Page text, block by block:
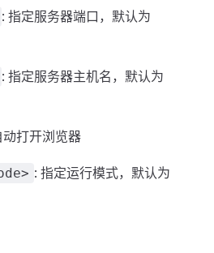
: 指定服务器端口，默认为
: 指定服务器主机名，默认为
动打开浏览器
: 指定运行模式，默认为